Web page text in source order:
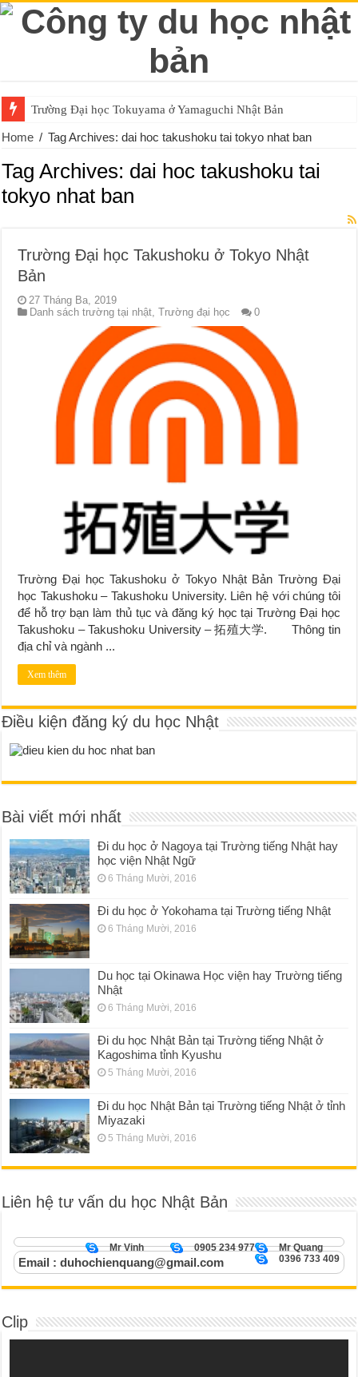
Trường Đại học Tokuyama ở Yamaguchi Nhật Bản
Home / Tag Archives: dai hoc takushoku tai tokyo nhat ban
Tag Archives: dai hoc takushoku tai
tokyo nhat ban
Trường Đại học Takushoku ở Tokyo Nhật
Bản
27 Tháng Ba, 2019
Danh sách trường tại nhật,Trường đại học 0
Trường Đại học Takushoku ở Tokyo Nhật Bản Trường Đại
học Takushoku – Takushoku University. Liên hệ với chúng tôi
để hỗ trợ bạn làm thủ tục và đăng ký học tại Trường Đại học
Takushoku – Takushoku University – 拓殖大学. Thông tin
địa chỉ và ngành ...
Xem thêm
Điều kiện đăng ký du học Nhật
Bài viết mới nhất
Đi du học ở Nagoya tại Trường tiếng Nhật hay
học viện Nhật Ngữ
6 Tháng Mười, 2016
Đi du học ở Yokohama tại Trường tiếng Nhật
6 Tháng Mười, 2016
Du học tại Okinawa Học viện hay Trường tiếng
Nhật
6 Tháng Mười, 2016
Đi du học Nhật Bản tại Trường tiếng Nhật ở
Kagoshima tỉnh Kyushu
5 Tháng Mười, 2016
Đi du học Nhật Bản tại Trường tiếng Nhật ở tỉnh
Miyazaki
5 Tháng Mười, 2016
Liên hệ tư vấn du học Nhật Bản
Mr Quang
0905 234 977
Mr Vinh
0396 733 409
Email : duhochienquang@gmail.com
Clip